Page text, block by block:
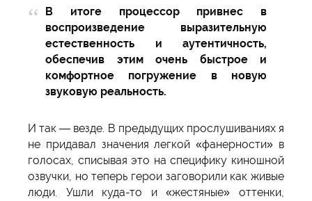
В итоге процессор привнес в
воспроизведение выразительную
естественность и аутентичность,
обеспечив этим очень быстрое и
комфортное погружение в новую
звуковую реальность.
И так — везде. В предыдущих прослушиваниях я
не придавал значения легкой «фанерности» в
голосах, списывая это на специфику киношной
озвучки, но теперь герои заговорили как живые
люди. Ушли куда-то и «жестяные» оттенки,